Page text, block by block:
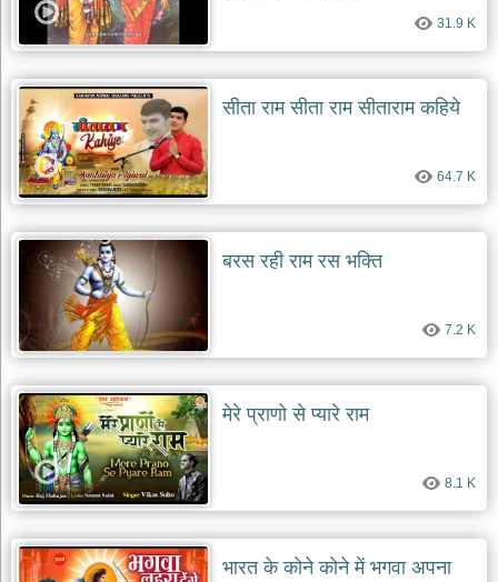
बाबा
बालक
भजन
baba
balak
nath
bhajans
देश
भक्ति
भजन
patriotic
bhajans
श्याम
भजन
shaym
bhajans
रानी
सती
दादी
भजन
rani
sati
dadi
bhajans
31.9 K
सीता राम सीता राम सीताराम कहिये
64.7 K
बरस रही राम रस भक्ति
7.2 K
मेरे प्राणो से प्यारे राम
8.1 K
भारत के कोने कोने में भगवा अपना